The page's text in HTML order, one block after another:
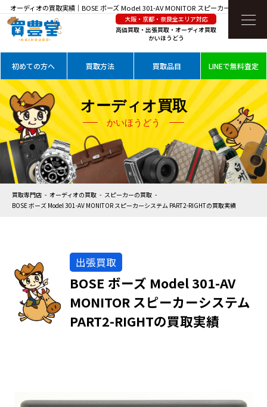
オーディオの買取実績｜BOSE ボーズ Model 301-AV MONITOR スピーカーシステム
PART2-RIGHTを高価買取
大阪・京都・奈良全エリア対応
高価買取・出張買取・オーディオ買取
かいほうどう
初めての方へ 買取方法 買取品目 LINEで無料査定
オーディオ買取
かいほうどう
買取専門店 オーディオの買取
スピーカーの買取
BOSE ボーズ Model 301-AV MONITOR スピーカーシステム PART2-RIGHTの買取実績
出張買取
BOSE ボーズ Model 301-AV
MONITOR スピーカーシステム
PART2-RIGHTの買取実績